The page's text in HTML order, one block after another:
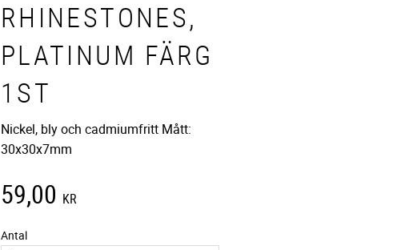
RHINESTONES,
PLATINUM FÄRG
1ST
Nickel, bly och cadmiumfritt Mått:
30x30x7mm
59,00 KR
Antal